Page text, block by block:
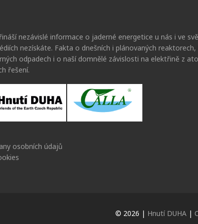
nezávislé informace o jaderné energetice u nás i ve
nezískáte. Fakta o dnešních i plánovaných
odpadech i o naší domnělé závislosti na elektřině z
řešení.
osobních údajů
© 2026 | Hnutí DUHA|